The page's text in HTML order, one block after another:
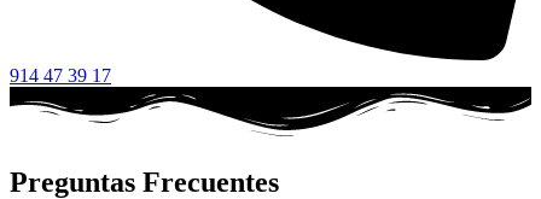
914 47 39 17
Preguntas Frecuentes